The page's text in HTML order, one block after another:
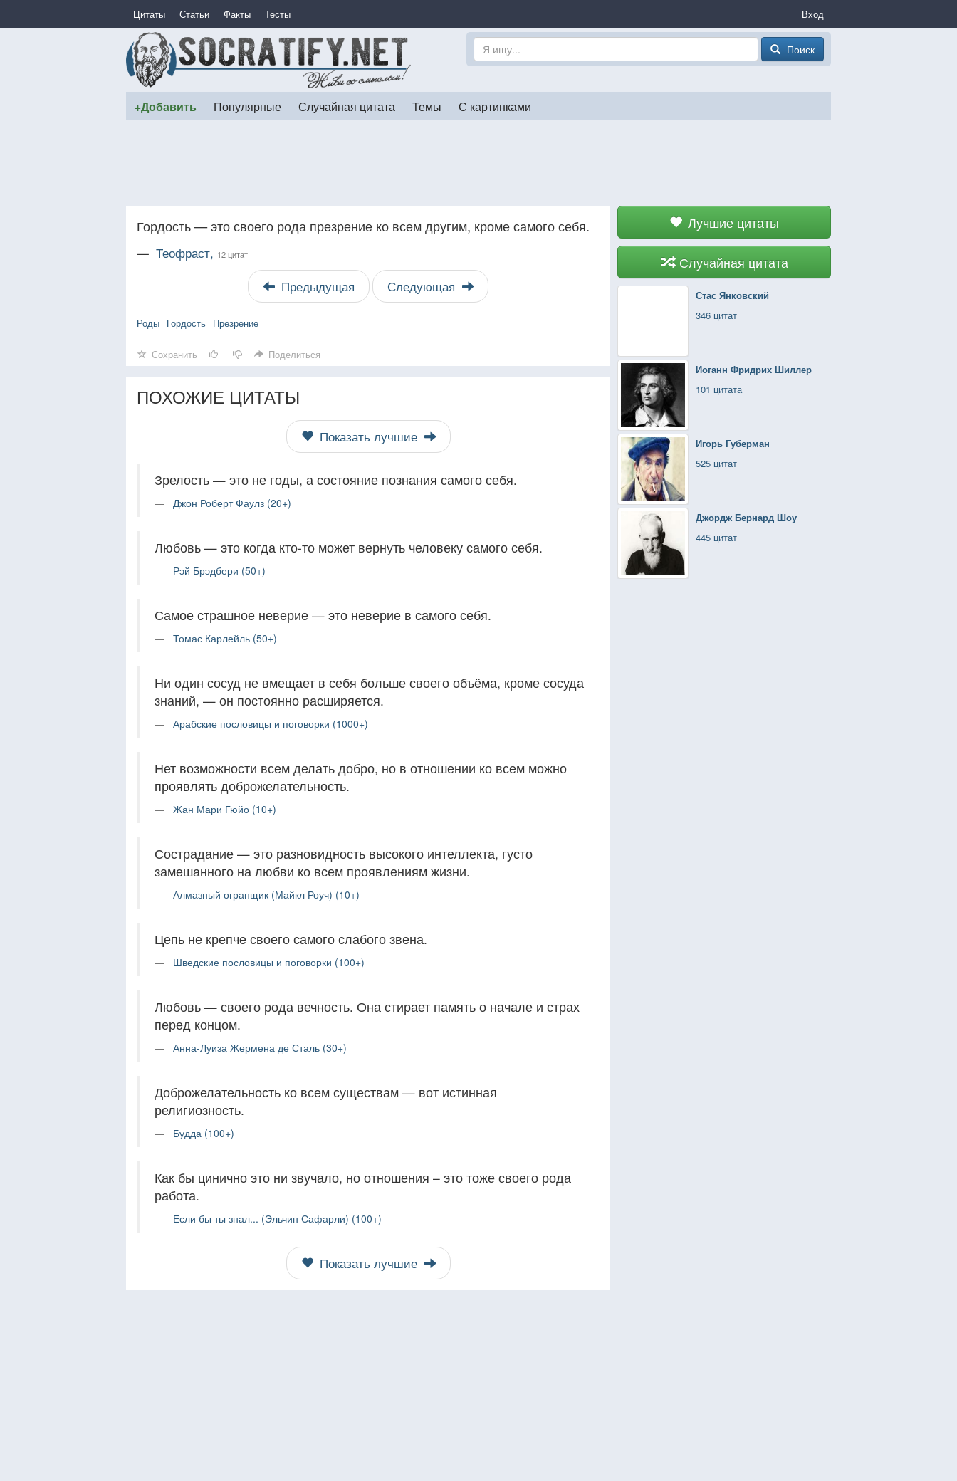
Цитаты Статьи Факты Тесты Вход
Поиск
+Добавить Популярные Случайная цитата Темы С картинками
Лучшие цитаты
Случайная цитата
Стас Янковский
346 цитат
Иоганн Фридрих Шиллер
101 цитата
Игорь Губерман
525 цитат
Джордж Бернард Шоу
445 цитат
Гордость — это своего рода презрение ко всем другим, кроме самого себя.
— Теофраст, 12 цитат
Предыдущая Следующая
Роды Гордость Презрение
Сохранить Поделиться
ПОХОЖИЕ ЦИТАТЫ
Показать лучшие
Зрелость — это не годы, а состояние познания самого себя.
Джон Роберт Фаулз (20+)
Любовь — это когда кто-то может вернуть человеку самого себя.
Рэй Брэдбери (50+)
Самое страшное неверие — это неверие в самого себя.
Томас Карлейль (50+)
Ни один сосуд не вмещает в себя больше своего объёма, кроме сосуда
знаний, — он постоянно расширяется.
Арабские пословицы и поговорки (1000+)
Нет возможности всем делать добро, но в отношении ко всем можно
проявлять доброжелательность.
Жан Мари Гюйо (10+)
Сострадание — это разновидность высокого интеллекта, густо
замешанного на любви ко всем проявлениям жизни.
Алмазный огранщик (Майкл Роуч) (10+)
Цепь не крепче своего самого слабого звена.
Шведские пословицы и поговорки (100+)
Любовь — своего рода вечность. Она стирает память о начале и страх
перед концом.
Анна-Луиза Жермена де Сталь (30+)
Доброжелательность ко всем существам — вот истинная
религиозность.
Будда (100+)
Как бы цинично это ни звучало, но отношения – это тоже своего рода
работа.
Если бы ты знал... (Эльчин Сафарли) (100+)
Показать лучшие